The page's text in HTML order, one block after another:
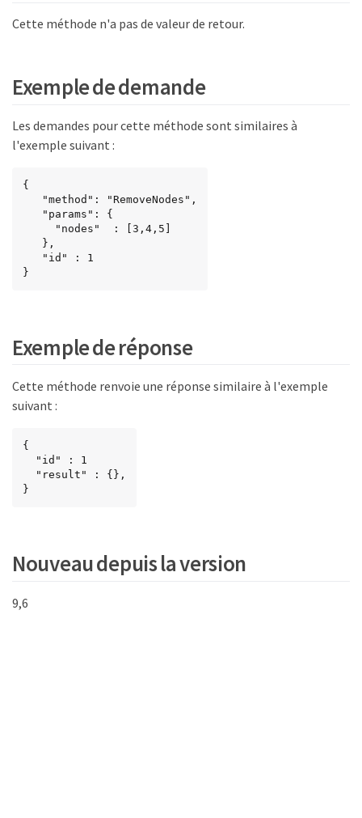
Cette méthode n'a pas de valeur de retour.
Exemple de demande
Les demandes pour cette méthode sont similaires à
l'exemple suivant :
{
}
Exemple de réponse
Cette méthode renvoie une réponse similaire à l'exemple
suivant :
{
}
Nouveau depuis la version
9,6